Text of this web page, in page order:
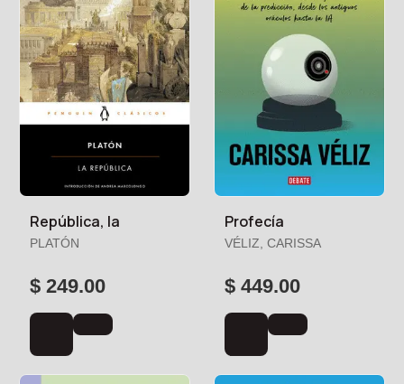
República, la
PLATÓN
$ 249.00
Profecía
VÉLIZ, CARISSA
$ 449.00